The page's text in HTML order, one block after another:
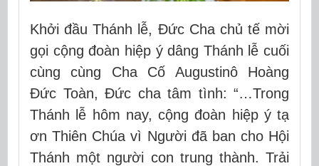
Khởi đầu Thánh lễ, Đức Cha chủ tế mời
gọi cộng đoàn hiệp ý dâng Thánh lễ cuối
cùng cùng Cha Cố Augustinô Hoàng
Đức Toàn, Đức cha tâm tình: “…Trong
Thánh lễ hôm nay, cộng đoàn hiệp ý tạ
ơn Thiên Chúa vì Người đã ban cho Hội
Thánh một người con trung thành. Trải